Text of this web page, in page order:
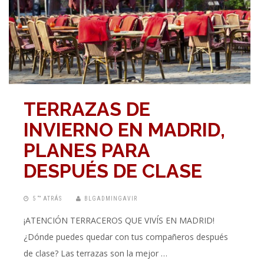
TERRAZAS DE
INVIERNO EN MADRID,
PLANES PARA
DESPUÉS DE CLASE
5 “” ATRÁS BLGADMINGAVIR
¡ATENCIÓN TERRACEROS QUE VIVÍS EN MADRID!
¿Dónde puedes quedar con tus compañeros después
de clase? Las terrazas son la mejor …